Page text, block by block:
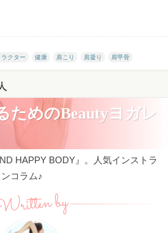
クター 健康 肩こり 肩凝り 肩甲骨
ためのBeautyヨガレ
HAPPY BODY』。人気インストラ
コラム♪
by